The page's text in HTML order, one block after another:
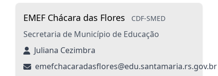
EMEF Chácara das Flores CDF-SMED
Secretaria de Município de Educação
Juliana Cezimbra
emefchacaradasflores@edu.santamaria.rs.gov.br